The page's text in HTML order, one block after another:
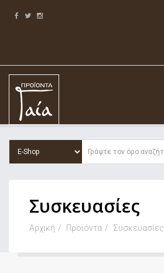
Συσκευασίες
Αρχική Προϊόντα Συσκευασίες